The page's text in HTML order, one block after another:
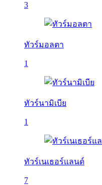
3
ทัวร์มอลตา
1
ทัวร์นามิเบีย
1
ทัวร์เนเธอร์แลนด์
7